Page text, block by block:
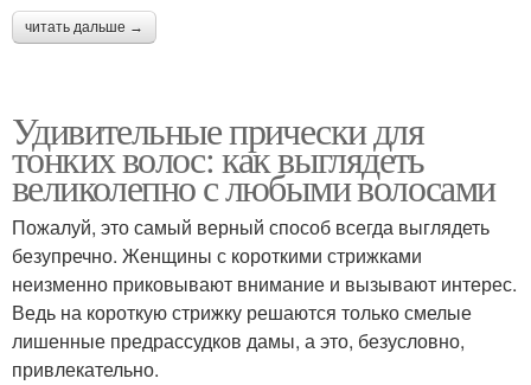
читать дальше →
Удивительные прически для
тонких волос: как выглядеть
великолепно с любыми волосами
Пожалуй, это самый верный способ всегда выглядеть
безупречно. Женщины с короткими стрижками
неизменно приковывают внимание и вызывают интерес.
Ведь на короткую стрижку решаются только смелые
лишенные предрассудков дамы, а это, безусловно,
привлекательно.